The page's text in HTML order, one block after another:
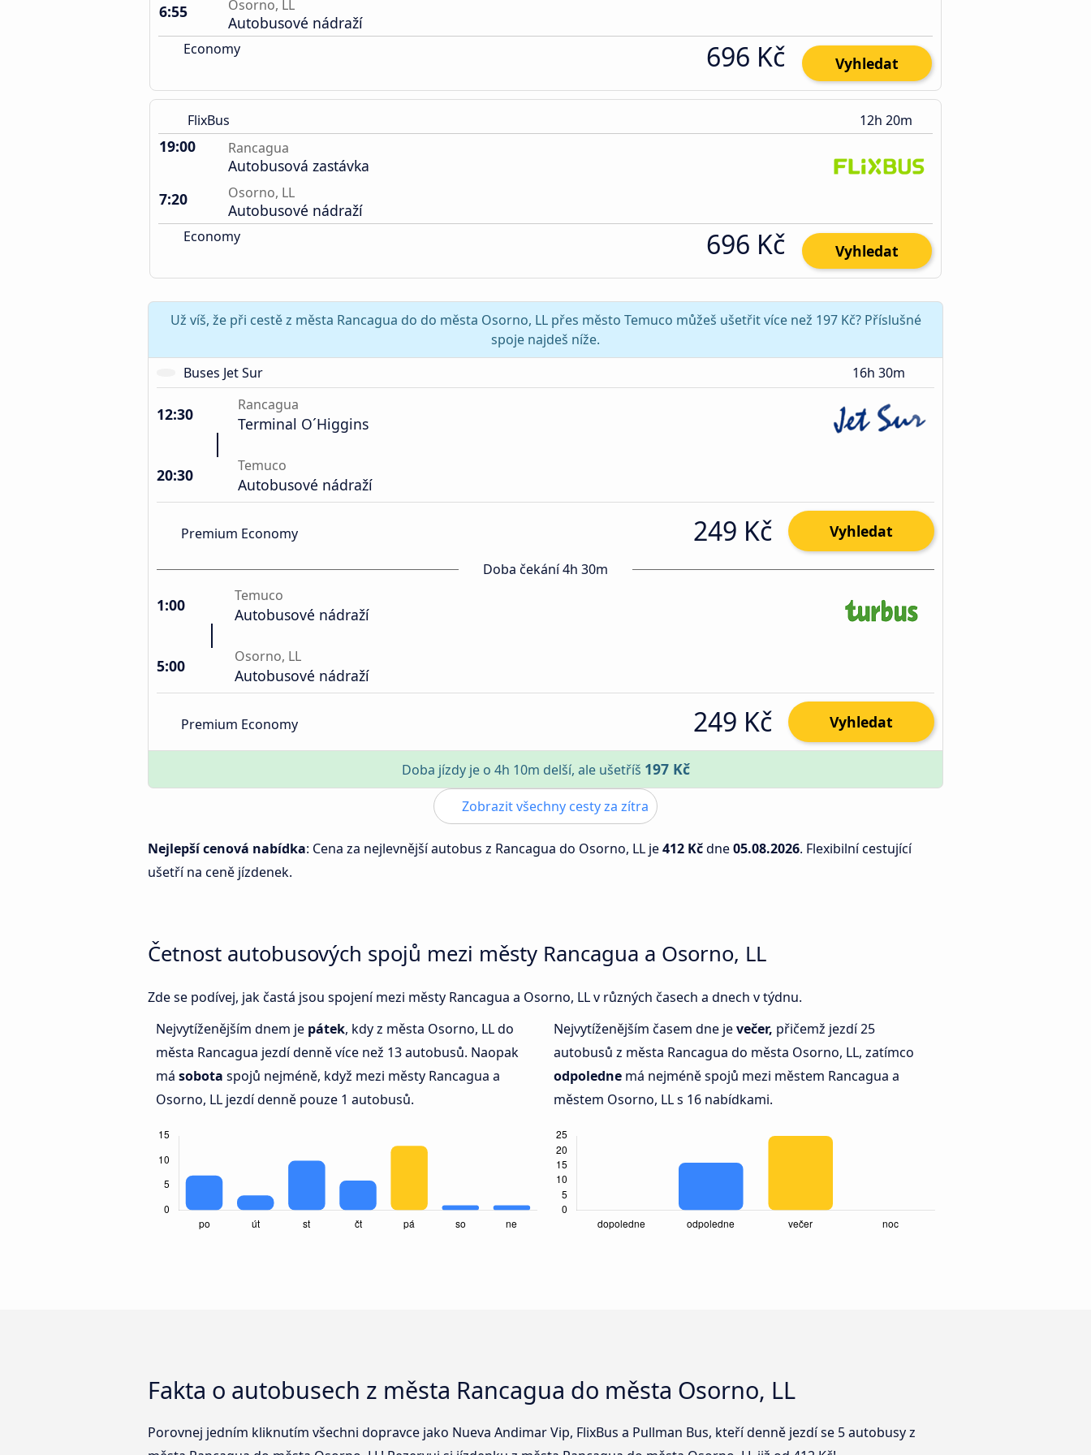
6:55
Osorno, LL
Autobusové nádraží
Economy 696 Kč Vyhledat
FlixBus 12h 20m
19:00 Rancagua
Autobusová zastávka
7:20
Osorno, LL
Autobusové nádraží
Economy 696 Kč Vyhledat
Už víš, že při cestě z města Rancagua do do města Osorno, LL přes město Temuco můžeš ušetřit více než 197 Kč? Příslušné
spoje najdeš níže.
Buses Jet Sur
16h 30m
12:30 Rancagua
Terminal O´Higgins
20:30 Temuco
Autobusové nádraží
Premium Economy 249 Kč Vyhledat
Doba čekání 4h 30m
1:00 Temuco
Autobusové nádraží
5:00 Osorno, LL
Autobusové nádraží
Premium Economy 249 Kč Vyhledat
Doba jízdy je o 4h 10m delší, ale ušetříš 197 Kč
Zobrazit všechny cesty za zítra
Nejlepší cenová nabídka: Cena za nejlevnější autobus z Rancagua do Osorno, LL je412 Kčdne05.08.2026. Flexibilní cestující
ušetří na ceně jízdenek.
Četnost autobusových spojů mezi městy Rancagua a Osorno, LL
Zde se podívej, jak častá jsou spojení mezi městy Rancagua a Osorno, LL v různých časech a dnech v týdnu.
Nejvytíženějším dnem je pátek, kdy z města Osorno, LL do
města Rancagua jezdí denně více než 13 autobusů. Naopak
má sobota spojů nejméně, když mezi městy Rancagua a
Osorno, LL jezdí denně pouze 1 autobusů.
Nejvytíženějším časem dne jevečer, přičemž jezdí 25
autobusů z města Rancagua do města Osorno, LL, zatímco
odpoledne má nejméně spojů mezi městem Rancagua a
městem Osorno, LL s 16 nabídkami.
Fakta o autobusech z města Rancagua do města Osorno, LL
Porovnej jedním kliknutím všechni dopravce jako Nueva Andimar Vip, FlixBus a Pullman Bus, kteří denně jezdí se 5 autobusy z